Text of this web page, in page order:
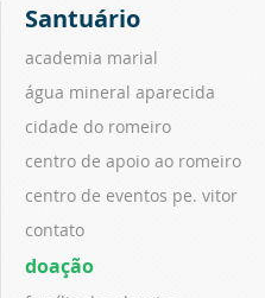
Santuário
academia marial
água mineral aparecida
cidade do romeiro
centro de apoio ao romeiro
centro de eventos pe. vitor
contato
doação